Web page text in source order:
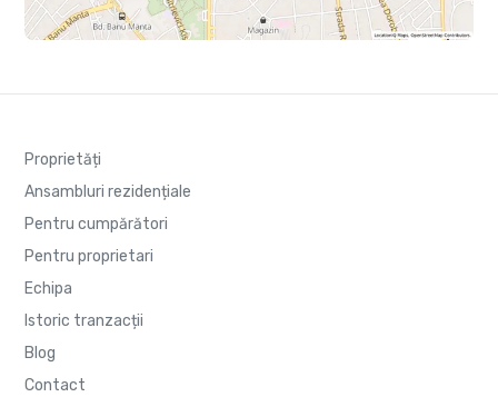
Proprietăți
Ansambluri rezidențiale
Pentru cumpărători
Pentru proprietari
Echipa
Istoric tranzacții
Blog
Contact